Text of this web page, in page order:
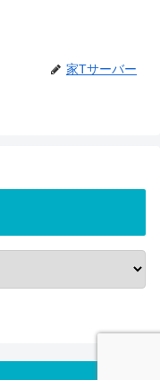
家Tサーバー